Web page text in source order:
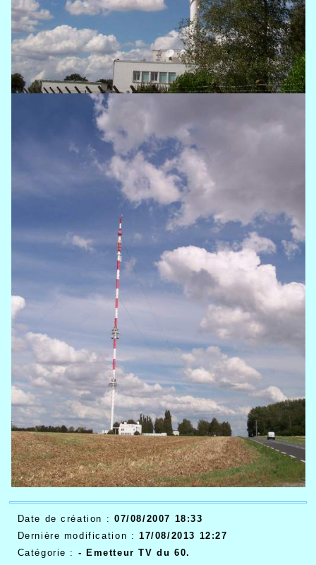
Date de création : 07/08/2007 18:33
Dernière modification : 17/08/2013 12:27
Catégorie : - Emetteur TV du 60.